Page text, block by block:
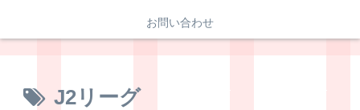
お問い合わせ
J2リーグ